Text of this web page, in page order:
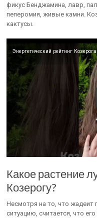
фикус Бенджамина, лавр,
пеперомия, живые камни.
кактусы.
Энергетический рейтинг Козерога
Какое растение
Козерогу?
Несмотря на то, что жадеит
ситуацию, считается, что